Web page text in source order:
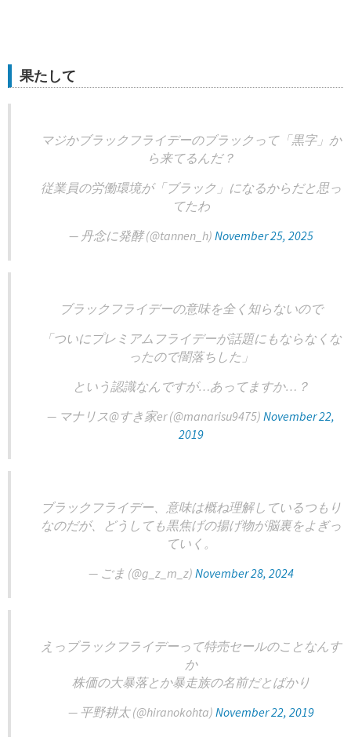
果たして
マジかブラックフライデーのブラックって「黒字」か
ら来てるんだ？
従業員の労働環境が「ブラック」になるからだと思っ
てたわ
— 丹念に発酵 (@tannen_h) November 25, 2025
ブラックフライデーの意味を全く知らないので
「ついにプレミアムフライデーが話題にもならなくな
ったので闇落ちした」
という認識なんですが…あってますか…？
— マナリス@すき家er (@manarisu9475) November 22,
2019
ブラックフライデー、意味は概ね理解しているつもり
なのだが、どうしても黒焦げの揚げ物が脳裏をよぎっ
ていく。
— ごま (@g_z_m_z) November 28, 2024
えっブラックフライデーって特売セールのことなんす
か
株価の大暴落とか暴走族の名前だとばかり
— 平野耕太 (@hiranokohta) November 22, 2019